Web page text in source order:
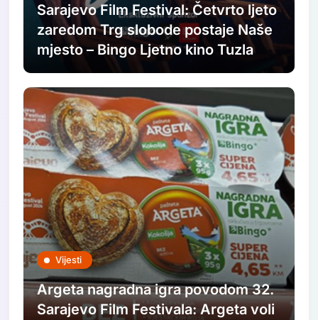
Sarajevo Film Festival: Četvrto ljeto
zaredom Trg slobode postaje Naše
mjesto – Bingo Ljetno kino Tuzla
Vijesti
Argeta nagradna igra povodom 32.
Sarajevo Film Festivala: Argeta voli